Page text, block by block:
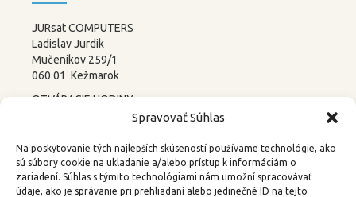
Spravovať Súhlas
Na poskytovanie tých najlepších skúseností používame technológie, ako
sú súbory cookie na ukladanie a/alebo prístup k informáciám o
zariadení. Súhlas s týmito technológiami nám umožní spracovávať
údaje, ako je správanie pri prehliadaní alebo jedinečné ID na tejto
JURsat COMPUTERS
Ladislav Jurdik
Mučeníkov 259/1
060 01 Kežmarok
OTVÁRACIE HODINY:
PONDELOK – PIATOK
SOBOTA – NEDEĽA
ZATVORENÉ
tel.: 052 4522367, 0905 219488